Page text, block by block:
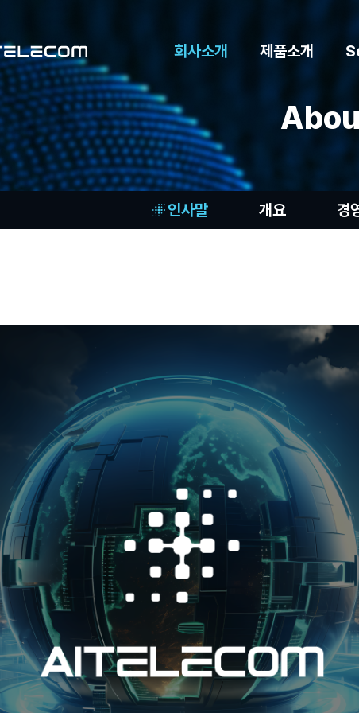
회사소개 제품소개
인사말 개요 경